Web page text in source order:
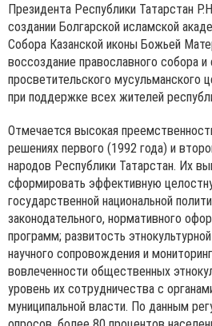
Президента Республики Татарстан
создании Болгарской исламской
Собора Казанской иконы Божьей
воссоздание православного собора и
просветительского мусульманского
при поддержке всех жителей
Отмечается высокая
решениях первого (1992 года) и
народов Республики Татарстан. Их
сформировать эффективную
государственной национальной
законодательного, нормативного
программ; развитость
научного сопровождения и
вовлеченности общественных
уровень их сотрудничества с
муниципальной власти. По данным